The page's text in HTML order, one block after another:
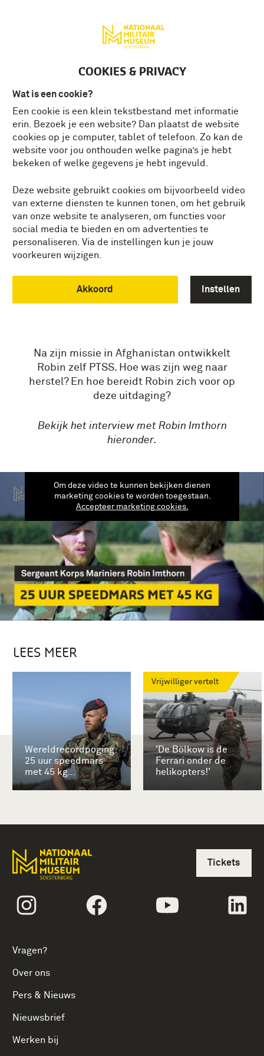
COOKIES & PRIVACY
Wat is een cookie?
Een cookie is een klein tekstbestand met informatie
erin. Bezoek je een website? Dan plaatst de website
cookies op je computer, tablet of telefoon. Zo kan de
website voor jou onthouden welke pagina’s je hebt
bekeken of welke gegevens je hebt ingevuld.
Deze website gebruikt cookies om bijvoorbeeld video
van externe diensten te kunnen tonen, om het gebruik
van onze website te analyseren, om functies voor
social media te bieden en om advertenties te
personaliseren. Via de instellingen kun je jouw
voorkeuren wijzigen.
Akkoord Instellen
"IK DENK DAT IK LAAT
ZIEN DAT PTSS MIJ
STERKER HEEFT
GEMAAKT"
In het weekend van 10 & 11 september
2022 is ons buitenterrein het toneel voor de
wereldrecordpoging van Sergeant Korps
Mariniers Robin Imthorn. Het
wereldrecord? 25 uur speedmars met 45
vraagt zo aandacht voor mentale
Na zijn missie in Afghanistan ontwikkelt
Robin zelf PTSS. Hoe was zijn weg naar
herstel? En hoe bereidt Robin zich voor op
deze uitdaging?
Bekijk het interview met Robin Imthorn
hieronder.
Om deze video te kunnen bekijken dienen
marketing cookies te worden toegestaan.
Accepteer marketing cookies.
LEES MEER
Wereldrecordpoging:
25 uur speedmars
met 45 kg
rugzakbepakking
Vrijwilliger vertelt
'De Bölkow is de
Ferrari onder de
helikopters!'
volgtekstInstagramvolgtekstFacebookvolgtekstYoutube
Vragen?
Over ons
Pers & Nieuws
Nieuwsbrief
Werken bij
Tickets